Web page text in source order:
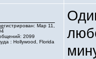
Мар 11,
2099
: Hollywood, Florida